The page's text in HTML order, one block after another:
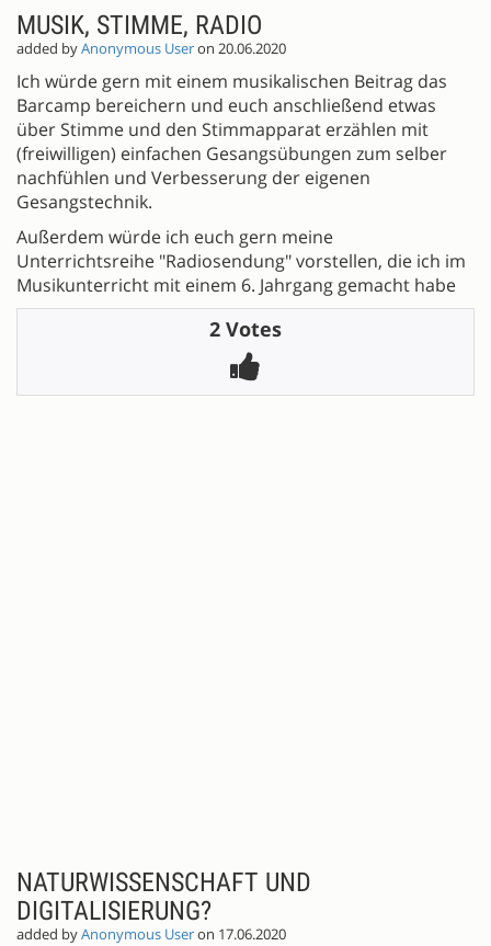
MUSIK, STIMME, RADIO
added byAnonymous Useron 20.06.2020
Ich würde gern mit einem musikalischen Beitrag das
Barcamp bereichern und euch anschließend etwas
über Stimme und den Stimmapparat erzählen mit
(freiwilligen) einfachen Gesangsübungen zum selber
nachfühlen und Verbesserung der eigenen
Gesangstechnik.
Außerdem würde ich euch gern meine
Unterrichtsreihe "Radiosendung" vorstellen, die ich im
Musikunterricht mit einem 6. Jahrgang gemacht habe
2 Votes
NATURWISSENSCHAFT UND
DIGITALISIERUNG?
added byAnonymous Useron 17.06.2020